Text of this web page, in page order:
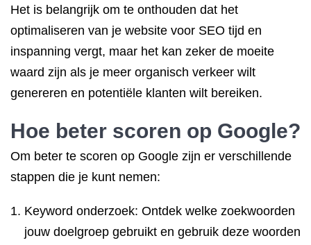
Het is belangrijk om te onthouden dat het
optimaliseren van je website voor SEO tijd en
inspanning vergt, maar het kan zeker de moeite
waard zijn als je meer organisch verkeer wilt
genereren en potentiële klanten wilt bereiken.
Hoe beter scoren op Google?
Om beter te scoren op Google zijn er verschillende
stappen die je kunt nemen:
Keyword onderzoek: Ontdek welke zoekwoorden
jouw doelgroep gebruikt en gebruik deze woorden